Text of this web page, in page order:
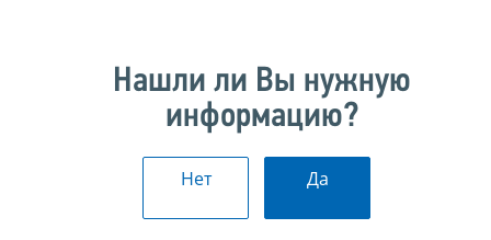
Нашли ли Вы нужную
информацию?
Нет Да